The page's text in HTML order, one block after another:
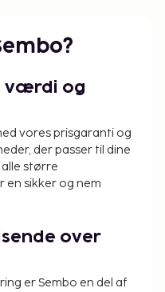
værdi og
vores prisgaranti og
der passer til dine
større
sikker og nem
over
er Sembo en del af